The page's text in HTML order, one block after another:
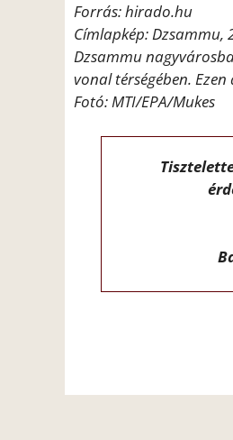
Forrás: hirado.hu
Címlapkép:
Dzsammu
vonal térségében.
Fotó: MTI/EPA/Mukes